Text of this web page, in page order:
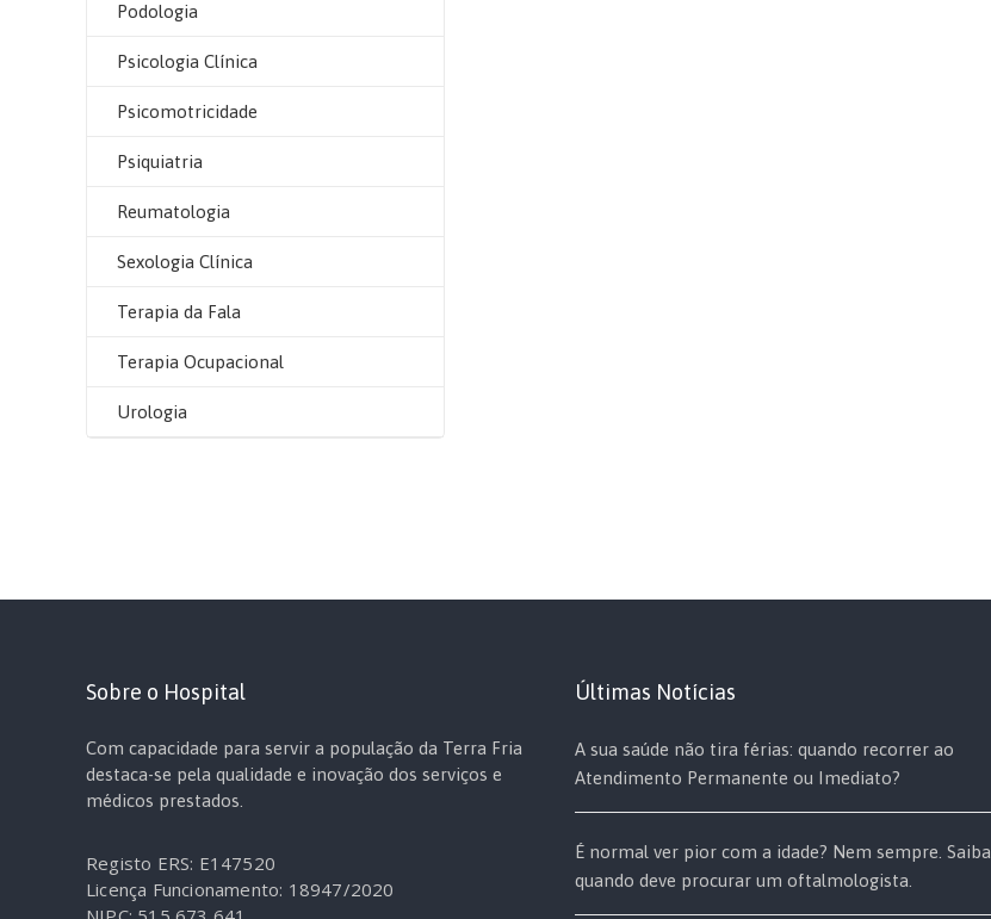
Podologia
Psicologia Clínica
Psicomotricidade
Psiquiatria
Reumatologia
Sexologia Clínica
Terapia da Fala
Terapia Ocupacional
Urologia
Sobre o Hospital
Com capacidade para servir a população da Terra Fria
destaca-se pela qualidade e inovação dos serviços e
médicos prestados.
Registo ERS: E147520
Licença Funcionamento: 18947/2020
Últimas Notícias
A sua saúde não tira férias: quando recorrer ao
Atendimento Permanente ou Imediato?
É normal ver pior com a idade? Nem sempre. Saiba
quando deve procurar um oftalmologista.